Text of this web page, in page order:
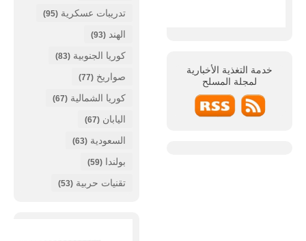
خدمة التغذية الأخبارية
لمجلة المسلح
تدريبات عسكرية (95)
الهند (93)
كوريا الجنوبية (83)
صواريخ (77)
كوريا الشمالية (67)
اليابان (67)
السعودية (63)
بولندا (59)
تقنيات حربية (53)